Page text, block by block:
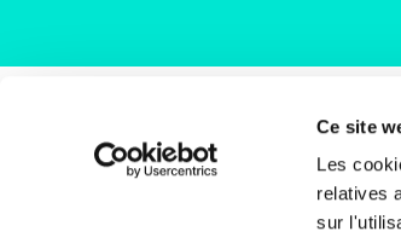
Ce site
Les
relatives
sur